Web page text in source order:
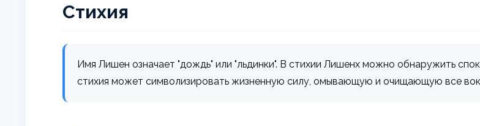
Стихия
Имя Лишен означает "дождь" или "льдинки". В стихии Лишенх можно обнаружить
стихия может символизировать жизненную силу, омывающую и очищающую все